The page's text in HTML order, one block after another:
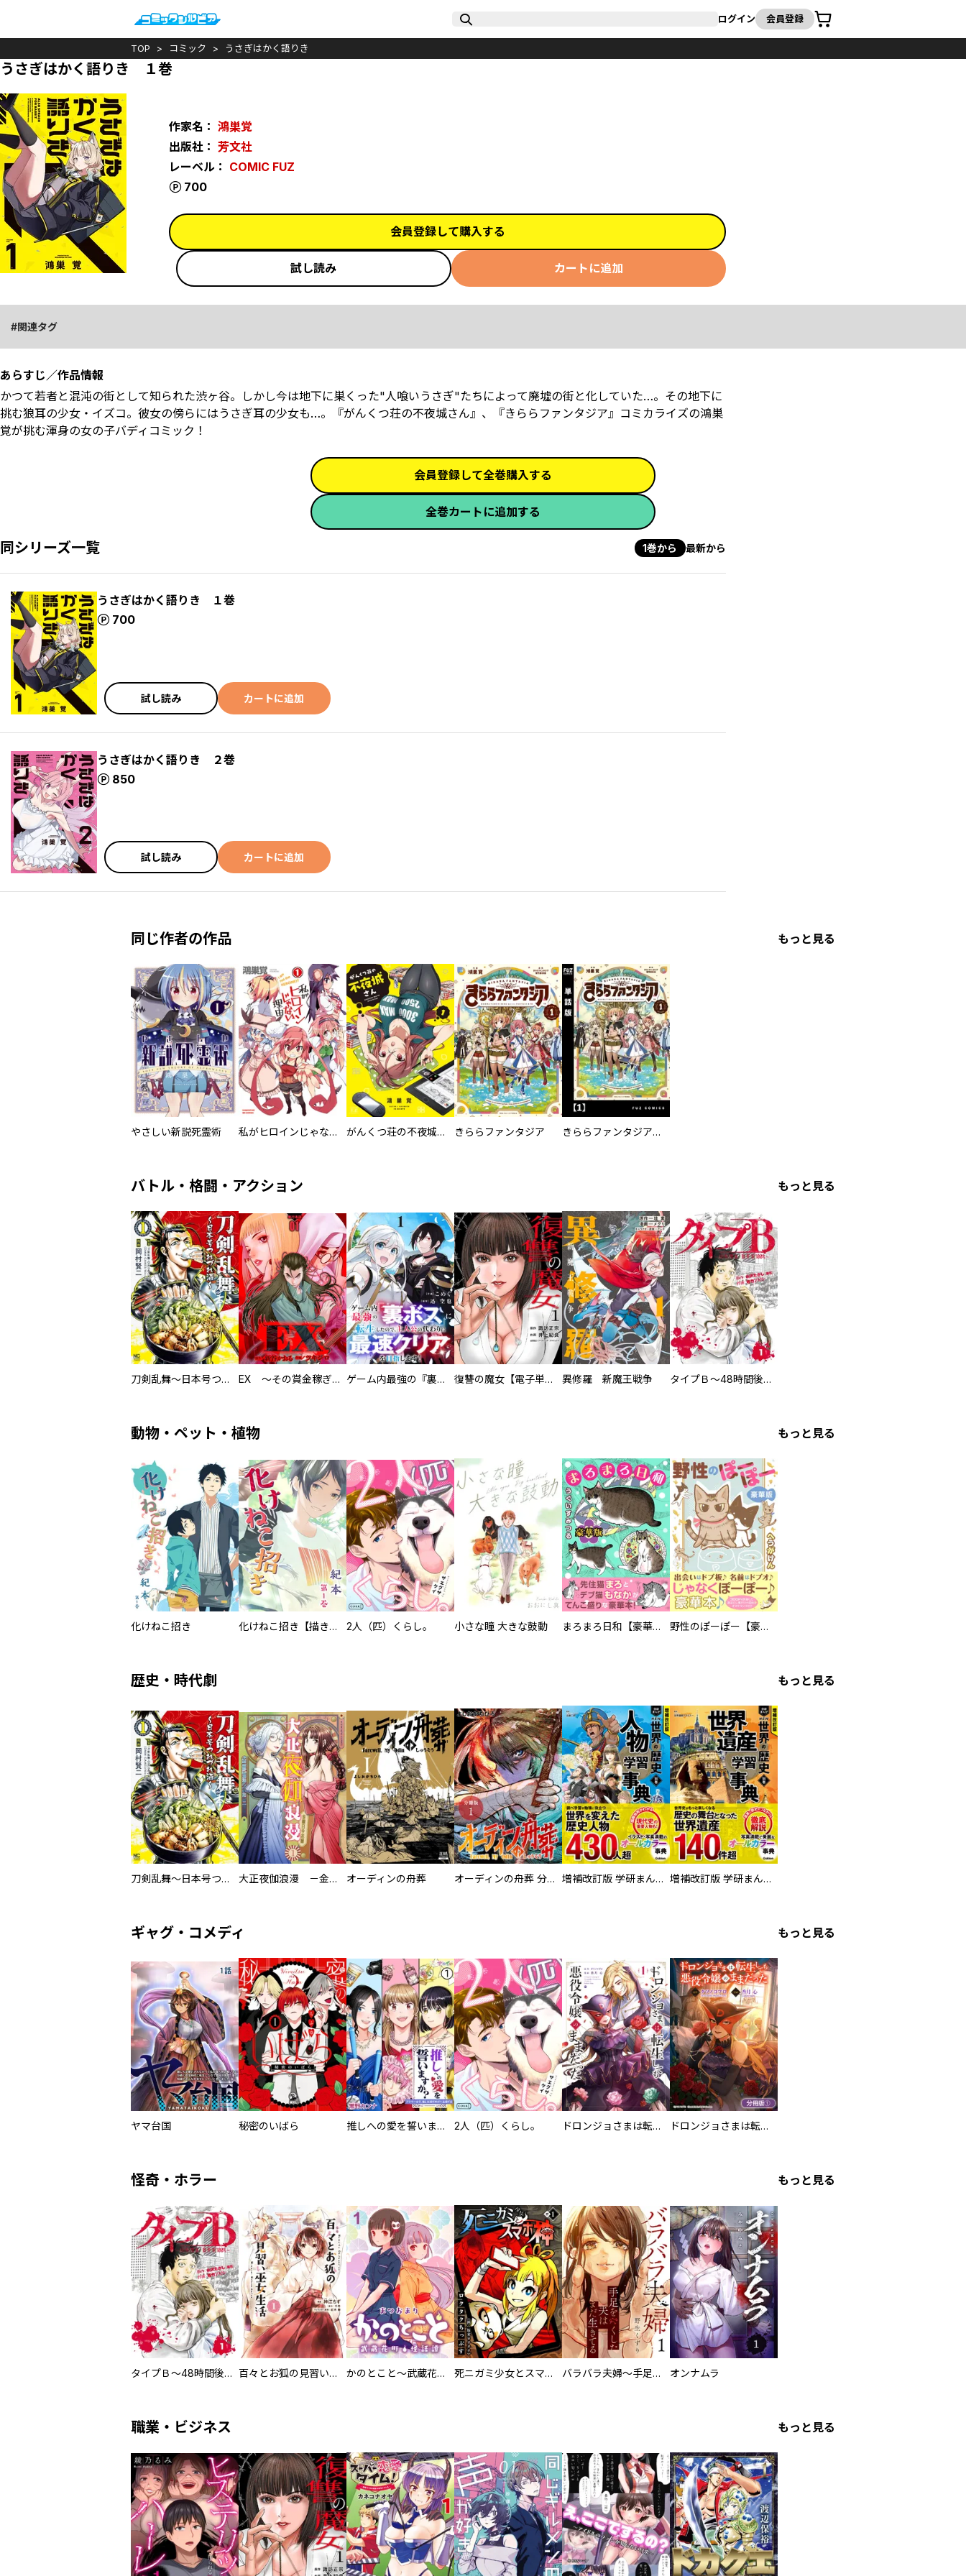
ログイン 会員登録
カート
TOP コミック うさぎはかく語りき
うさぎはかく語りき １巻
作家名： 鴻巣覚
出版社： 芳文社
レーベル： COMIC FUZ
700
会員登録して購入する
試し読み カートに追加
関連タグ
あらすじ／作品情報
かつて若者と混沌の街として知られた渋ヶ谷。しかし今は地下に巣くった"人喰いうさぎ"たちによって廃墟の街と化していた…。その地下に
挑む狼耳の少女・イズコ。彼女の傍らにはうさぎ耳の少女も…。『がんくつ荘の不夜城さん』、『きららファンタジア』コミカライズの鴻巣
覚が挑む渾身の女の子バディコミック！
会員登録して全巻購入する
全巻カートに追加する
同シリーズ一覧 1巻から 最新から
うさぎはかく語りき １巻
700
ポイント
試し読み カートに追加
うさぎはかく語りき ２巻
850
ポイント
試し読み カートに追加
同じ作者の作品 もっと見る
やさしい新説死霊術 私がヒロインじゃない理由 がんくつ荘の不夜城さん きららファンタジア きららファンタジア【単話版】
バトル・格闘・アクション もっと見る
刀剣乱舞～日本号つれづれ酒～ EX ～その賞金稼ぎは、世界の出口を探す～【単行本版】 ゲーム内最強の『裏ボス』に転生したので、主人公の代わりに最速クリアを目指します！【電子単行本版】 復讐の魔女【電子単行本版】 異修羅 新魔王戦争 タイプＢ～48時間後、致死率100％～【単話】
動物・ペット・植物 もっと見る
化けねこ招き 化けねこ招き【描きおろし付合冊版】 2人（匹）くらし。 小さな瞳 大きな鼓動 まろまろ日和【豪華版】 野性のぽーぽー【豪華版】
歴史・時代劇 もっと見る
刀剣乱舞～日本号つれづれ酒～ 大正夜伽浪漫 －金曜日の花嫁— オーディンの舟葬 オーディンの舟葬 分冊版 増補改訂版 学研まんが NEW世界の歴史 別巻 人物学習事典 増補改訂版 学研まんが NEW世界の歴史 別巻 世界遺産学習事典
ギャグ・コメディ もっと見る
ヤマ台国 秘密のいばら 推しへの愛を誓いますか？～アラサー女子、推しは逃げぬが人生逃げる～ 2人（匹）くらし。 ドロンジョさまは転生しても悪役令嬢のままだった ドロンジョさまは転生しても悪役令嬢のままだった【分冊版】
怪奇・ホラー もっと見る
タイプＢ～48時間後、致死率100％～【単話】 百々とお狐の見習い巫女生活【単行本版】 かのとこと～武蔵花町怪話譚～ 【連載版】 死ニガミ少女とスマホ神 バラバラ夫婦～手足をなくした夫はまだ生きてる オンナムラ
職業・ビジネス もっと見る